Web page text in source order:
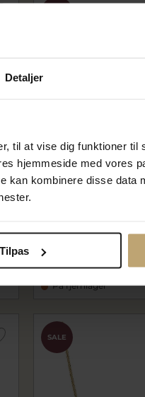
Detaljer
til at vise dig funktioner til
hjemmeside med vores
kan kombinere disse data
Tilpas
pa398283-60
359,20 kr
På fjernlager
SALE